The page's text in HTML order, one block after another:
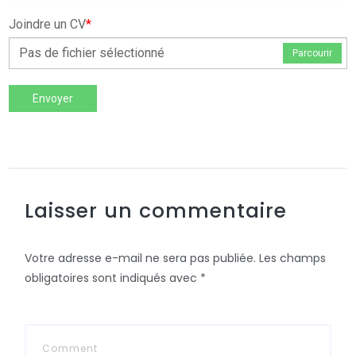
Joindre un CV*
Pas de fichier sélectionné
Parcourir
Envoyer
Laisser un commentaire
Votre adresse e-mail ne sera pas publiée. Les champs
obligatoires sont indiqués avec *